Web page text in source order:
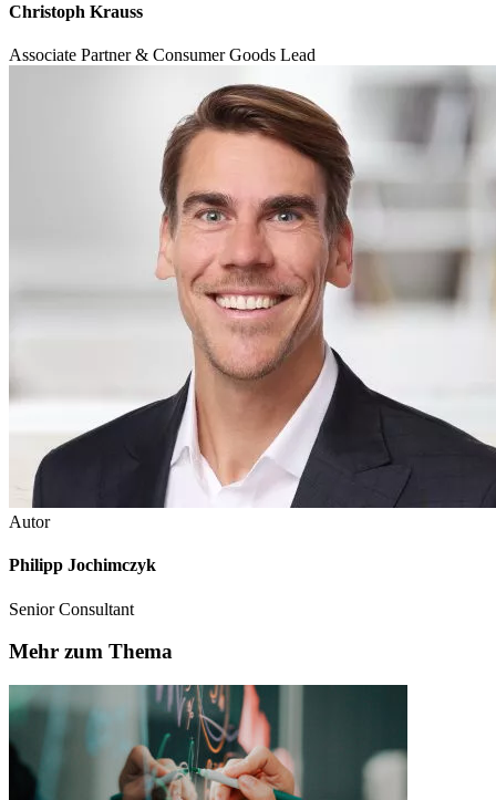
Christoph Krauss
Associate Partner & Consumer Goods Lead
Autor
Philipp Jochimczyk
Senior Consultant
Mehr zum Thema